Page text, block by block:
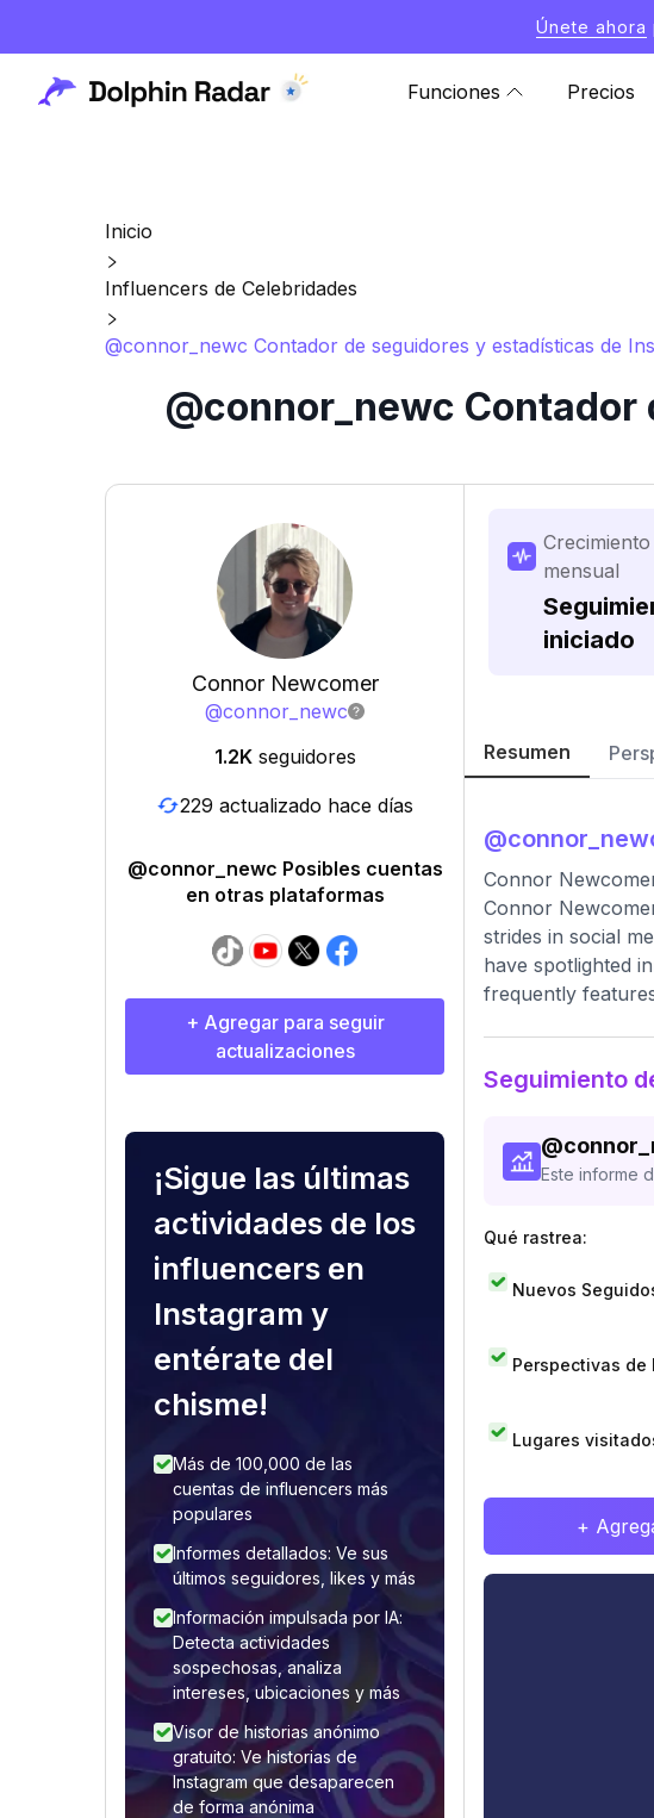
Únete ahora
Funciones Precios
Inicio
Influencers de Celebridades
@connor_newc Contador de seguidores y estadísticas de
@connor_newc
Connor Newcomer
@connor_newc
1.2K seguidores
229 actualizado hace días
@connor_newc Posibles cuentas
en otras plataformas
+ Agregar para seguir
actualizaciones
¡Sigue las últimas
actividades de los
influencers en
Instagram y
entérate del
chisme!
Más de 100,000 de las
cuentas de influencers más
populares
Informes detallados: Ve sus
últimos seguidores, likes y más
Información impulsada por IA:
Detecta actividades
sospechosas, analiza
intereses, ubicaciones y más
Visor de historias anónimo
gratuito: Ve historias de
Instagram que desaparecen
de forma anónima
Crecimiento
mensual
iniciado
Resumen
@
Connor
Connor
strides in social
have spotlighted
frequently
Seguimiento
@
Este informe
Qué rastrea:
Nuevos
Perspectivas de
Lugares
+